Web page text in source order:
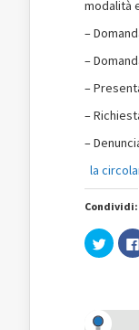
modalità
–
–
–
–
–
la
Condividi:
Fai
clic
(Si